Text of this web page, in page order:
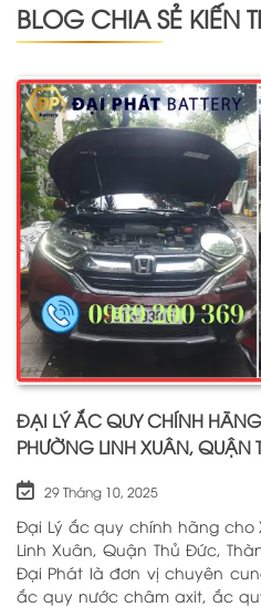
BLOG CHIA SẺ KIẾN
ĐẠI LÝ ẮC QUY CHÍNH
PHƯỜNG LINH XUÂN, QUẬN
29 Tháng 10, 2025
Đại Lý ắc quy chính hãng cho
Linh Xuân, Quận Thủ Đức,
Đại Phát là đơn vị chuyên
ắc quy nước châm axit, ắc